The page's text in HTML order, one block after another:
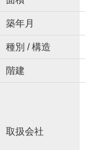
築年月
種別 / 構造
階建
取扱会社